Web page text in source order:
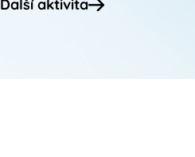
Další aktivita